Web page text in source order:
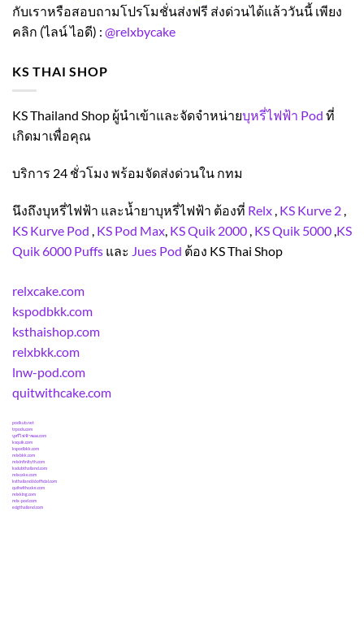
กับเราหรือสอบถามโปรโมชั่นส่งฟรี ส่งด่วนได้แล้ววันนี้ เพียง
คลิก (ไลน์ ไอดี) : @relxbycake
KS THAI SHOP
KS Thailand Shop ผู้นำเข้าและจัดจำหน่ายบุหรี่ไฟฟ้า Pod ที่
เกิดมาเพื่อคุณ
บริการ 24 ชั่วโมง พร้อมจัดส่งด่วนใน กทม
นึงถึงบุหรี่ไฟฟ้า และน้ำยาบุหรี่ไฟฟ้า ต้องที่ Relx , KS Kurve 2 ,
KS Kurve Pod , KS Pod Max, KS Quik 2000 , KS Quik 5000 ,KS
Quik 6000 Puffs และ Jues Pod ต้อง KS Thai Shop
relxcake.com
kspodbkk.com
ksthaishop.com
relxbkk.com
lnw-pod.com
quitwithcake.com
podkub.net
trpods.com
บุหรี่ไฟฟ้าพอด.com
ksquik.com
kspodbkk.com
relxbkk.com
relxinfinityth.com
ksclubthailand.com
relxcake.com
ksthailand66official.com
quitwithcake.com
relxking.com
relx-pod.com
ecigthailand.com